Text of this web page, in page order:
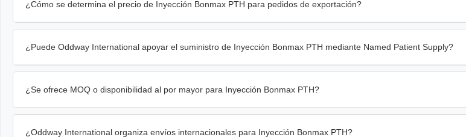
¿Cómo se determina el precio de Inyección Bonmax PTH para pedidos de exportación?
¿Puede Oddway International apoyar el suministro de Inyección Bonmax PTH mediante Named Patient Supply?
¿Se ofrece MOQ o disponibilidad al por mayor para Inyección Bonmax PTH?
¿Oddway International organiza envíos internacionales para Inyección Bonmax PTH?